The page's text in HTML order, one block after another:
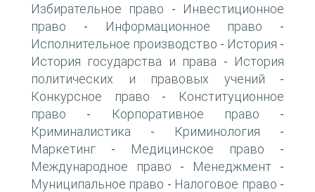
Избирательное право -
Инвестиционное
право - Информационное право -
Исполнительное производство - История -
История государства и права -
История
политических и правовых учений -
Конкурсное право -
Конституционное
право - Корпоративное право -
Криминалистика - Криминология -
Маркетинг - Медицинское право -
Международное право - Менеджмент -
Муниципальное право - Налоговое право -